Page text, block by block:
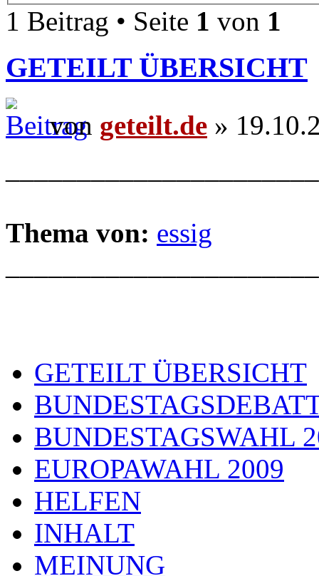
1 Beitrag • Seite 1 von 1
GETEILT ÜBERSICHT
von geteilt.de »
Thema von: essig
GETEILT ÜBERSICHT
BUNDESTAGSWAHL
EUROPAWAHL 2009
HELFEN
INHALT
MEINUNG